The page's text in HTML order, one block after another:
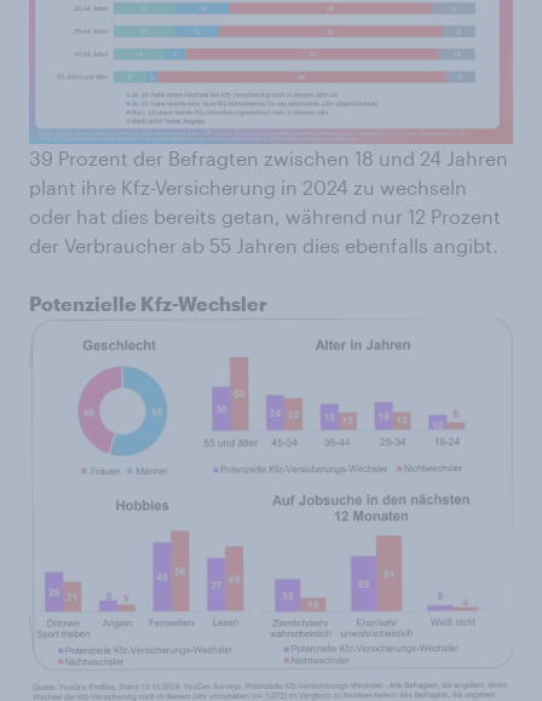
39 Prozent der Befragten zwischen 18 und 24 Jahren
plant ihre Kfz-Versicherung in 2024 zu wechseln
oder hat dies bereits getan, während nur 12 Prozent
der Verbraucher ab 55 Jahren dies ebenfalls angibt.
Potenzielle Kfz-Wechsler